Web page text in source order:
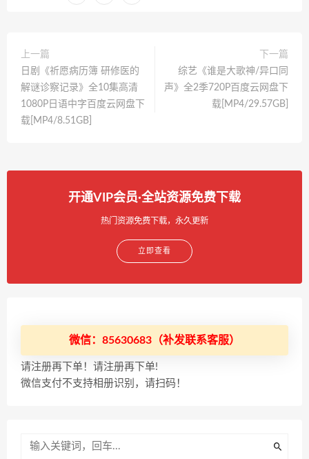
上一篇
日剧《祈愿病历簿 研修医的
解谜诊察记录》全10集高清
1080P日语中字百度云网盘下
载[MP4/8.51GB]
下一篇
综艺《谁是大歌神/异口同
声》全2季720P百度云网盘下
载[MP4/29.57GB]
开通VIP会员·全站资源免费下载
热门资源免费下载，永久更新
立即查看
微信：85630683（补发联系客服）
请注册再下单！请注册再下单!
微信支付不支持相册识别，请扫码！